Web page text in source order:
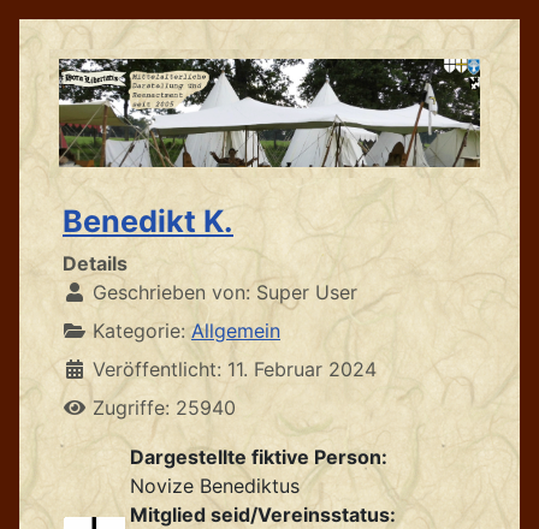
Benedikt K.
Details
Geschrieben von: Super User
Kategorie: Allgemein
Veröffentlicht: 11. Februar 2024
Zugriffe: 25940
Dargestellte fiktive Person:
Novize Benediktus
Mitglied seid/Vereinsstatus: